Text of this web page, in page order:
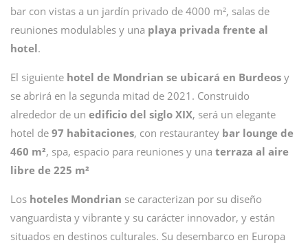
bar con vistas a un jardín privado de 4000 m², salas de
reuniones modulables y una playa privada frente al
hotel.
El siguiente hotel de Mondrian se ubicará en Burdeos y
se abrirá en la segunda mitad de 2021. Construido
alrededor de un edificio del siglo XIX, será un elegante
hotel de 97 habitaciones, con restaurantey bar lounge de
460 m², spa, espacio para reuniones y una terraza al aire
libre de 225 m²
Los hoteles Mondrian se caracterizan por su diseño
vanguardista y vibrante y su carácter innovador, y están
situados en destinos culturales. Su desembarco en Europa